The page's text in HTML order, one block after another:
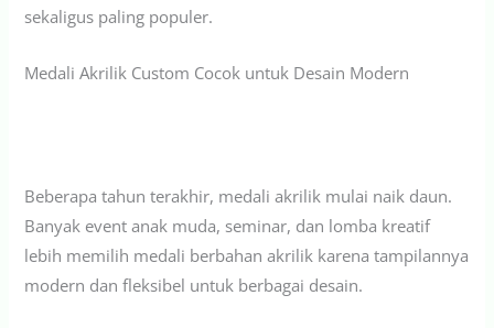
sekaligus paling populer.
Medali Akrilik Custom Cocok untuk Desain Modern
Beberapa tahun terakhir, medali akrilik mulai naik daun.
Banyak event anak muda, seminar, dan lomba kreatif
lebih memilih medali berbahan akrilik karena tampilannya
modern dan fleksibel untuk berbagai desain.